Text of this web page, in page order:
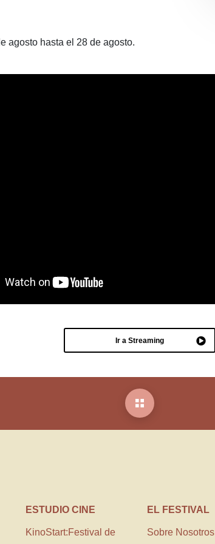
agosto hasta el 28 de agosto.
Ir a Streaming
ESTUDIO CINE
KinoStart:Festival de
EL FESTIVAL
Sobre Nosotros